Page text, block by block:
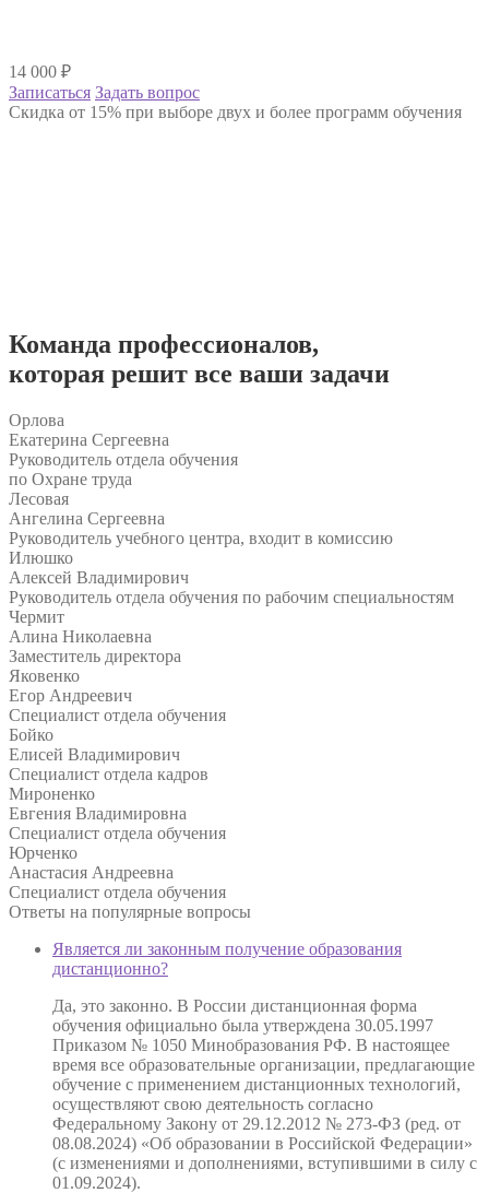
14 000 ₽
Записаться Задать вопрос
Скидка от 15% при выборе двух и более программ обучения
Команда профессионалов,
которая решит все ваши задачи
Орлова
Екатерина Сергеевна
Руководитель отдела обучения
по Охране труда
Лесовая
Ангелина Сергеевна
Руководитель учебного центра, входит в комиссию
Илюшко
Алексей Владимирович
Руководитель отдела обучения по рабочим специальностям
Чермит
Алина Николаевна
Заместитель директора
Яковенко
Егор Андреевич
Специалист отдела обучения
Бойко
Елисей Владимирович
Специалист отдела кадров
Мироненко
Евгения Владимировна
Специалист отдела обучения
Юрченко
Анастасия Андреевна
Специалист отдела обучения
Ответы на популярные вопросы
Является ли законным получение образования
дистанционно?
Да, это законно. В России дистанционная форма
обучения официально была утверждена 30.05.1997
Приказом № 1050 Минобразования РФ. В настоящее
время все образовательные организации, предлагающие
обучение с применением дистанционных технологий,
осуществляют свою деятельность согласно
Федеральному Закону от 29.12.2012 № 273-ФЗ (ред. от
08.08.2024) «Об образовании в Российской Федерации»
(с изменениями и дополнениями, вступившими в силу с
01.09.2024).